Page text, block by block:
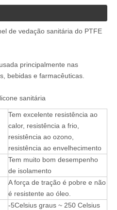
de vedação sanitária do PTFE
principalmente nas
bebidas e farmacêuticas.
sanitária
Tem excelente resistência ao
calor, resistência a frio,
resistência ao ozono,
resistência ao envelhecimento
Tem muito bom desempenho
de isolamento
A força de tração é pobre e não
é resistente ao óleo.
-5Celsius graus ~ 250 Celsius